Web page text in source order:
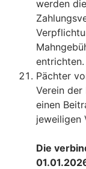
werden
entrichten.
Pächter
Verein der
einen
jeweiligen
Die